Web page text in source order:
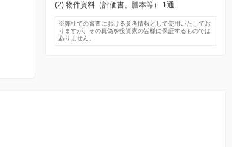
(2) 物件資料（評価書、謄本等） 1通
※弊社での審査における参考情報として使用いたしてお
りますが、その真偽を投資家の皆様に保証するものでは
ありません。